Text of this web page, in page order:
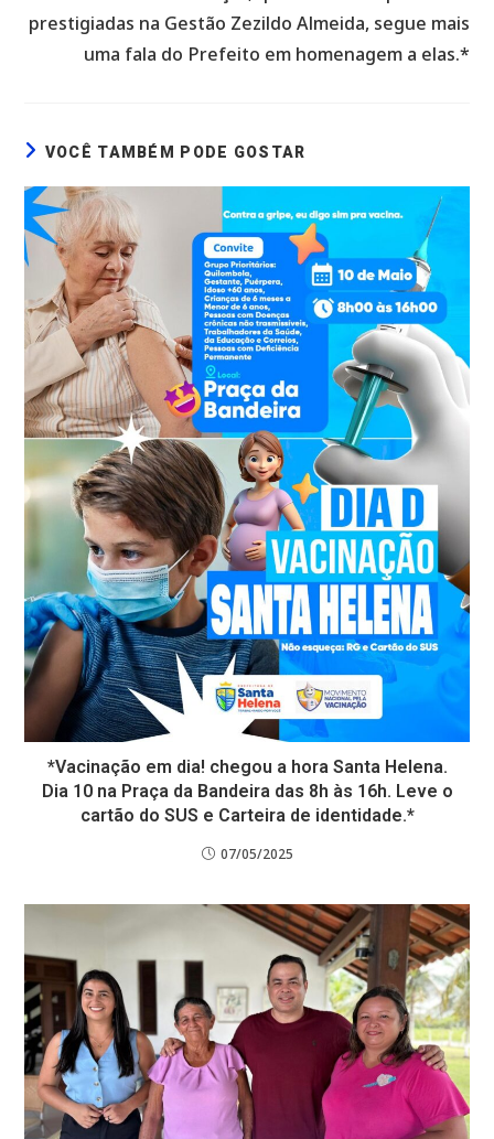
prestigiadas na Gestão Zezildo Almeida, segue mais
uma fala do Prefeito em homenagem a elas.*
VOCÊ TAMBÉM PODE GOSTAR
*Vacinação em dia! chegou a hora Santa Helena.
Dia 10 na Praça da Bandeira das 8h às 16h. Leve o
cartão do SUS e Carteira de identidade.*
07/05/2025